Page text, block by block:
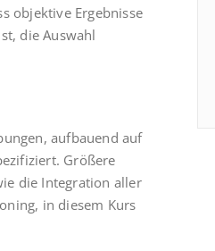
objektive Ergebnisse
die Auswahl
aufbauend auf
Größere
die Integration aller
in diesem Kurs